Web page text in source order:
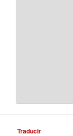
Traducir